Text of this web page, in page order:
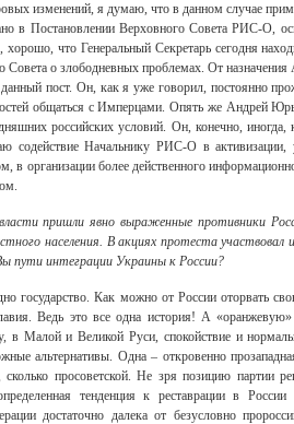
изменений, я думаю, что в данном случае
в Постановлении Верховного Совета РИС-О,
что Генеральный Секретарь сегодня
Совета о злободневных проблемах. От
пост. Он, как я уже говорил, постоянно
общаться с Имперцами. Опять же Андрей
российских условий. Он, конечно, иногда,
содействие Начальнику РИС-О в активизации,
в организации более действенного
пришли явно выраженные противники
населения. В акциях протеста
пути интеграции Украины к России?
государство. Как можно от России оторвать
Ведь это все одна история! А
в Малой и Великой Руси, спокойствие и
альтернативы. Одна – откровенно
сколько просоветской. Не зря позицию партии
тенденция к реставрации в России
достаточно далека от безусловно
Свидетельство